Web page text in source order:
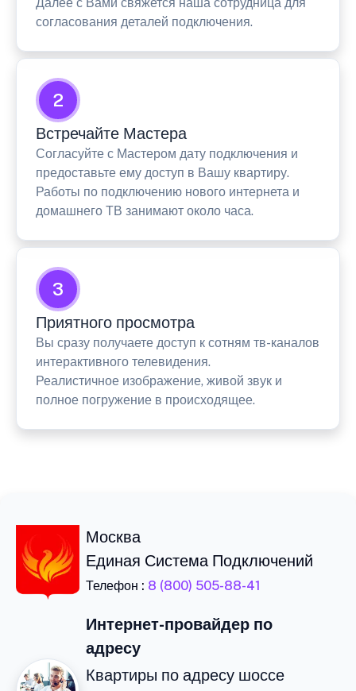
согласования деталей подключения.
2
Встречайте Мастера
Согласуйте с Мастером дату подключения и
предоставьте ему доступ в Вашу квартиру.
Работы по подключению нового интернета и
домашнего ТВ занимают около часа.
3
Приятного просмотра
Вы сразу получаете доступ к сотням тв-каналов
интерактивного телевидения.
Реалистичное изображение, живой звук и
полное погружение в происходящее.
Москва
Единая Система Подключений
Телефон : 8 (800) 505-88-41
Интернет-провайдер по
адресу
Квартиры по адресу шоссе